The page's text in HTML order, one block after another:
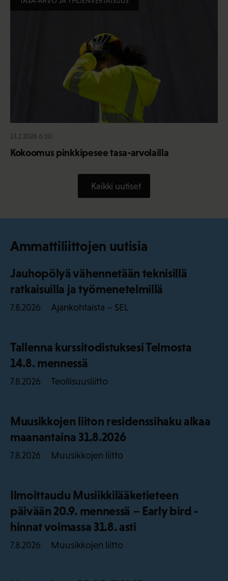
13.2.2026 6:30
Kokoomus pinkkipesee tasa-arvolailla
Kaikki uutiset
Ammattiliittojen uutisia
Jauhopölyä vähennetään teknisillä
ratkaisuilla ja työmenetelmillä
7.8.2026 Ajankohtaista – SEL
Tallenna kurssitodistuksesi Telmosta
14.8. mennessä
7.8.2026 Teollisuusliitto
Muusikkojen liiton residenssihaku alkaa
maanantaina 31.8.2026
7.8.2026 Muusikkojen liitto
Ilmoittaudu Musiikkilääketieteen
päivään 20.9. mennessä – Early bird -
hinnat voimassa 31.8. asti
7.8.2026 Muusikkojen liitto